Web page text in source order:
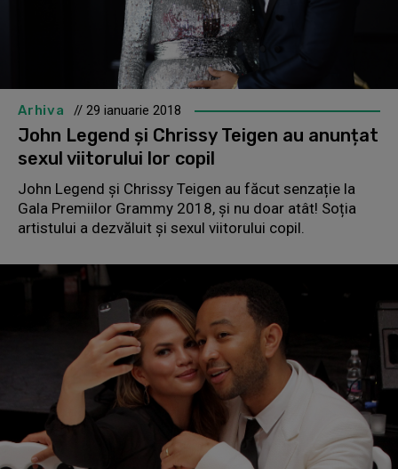
Arhiva // 29 ianuarie 2018
John Legend și Chrissy Teigen au anunțat
sexul viitorului lor copil
John Legend și Chrissy Teigen au făcut senzație la
Gala Premiilor Grammy 2018, și nu doar atât! Soția
artistului a dezvăluit și sexul viitorului copil.